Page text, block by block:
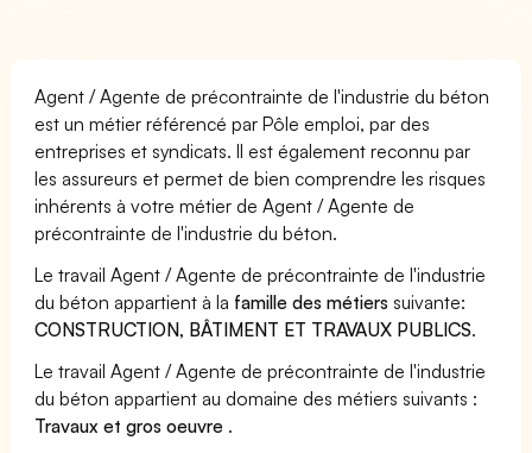
Agent / Agente de précontrainte de l'industrie du béton
est un métier référencé par Pôle emploi, par des
entreprises et syndicats. Il est également reconnu par
les assureurs et permet de bien comprendre les risques
inhérents à votre métier de Agent / Agente de
précontrainte de l'industrie du béton.
Le travail Agent / Agente de précontrainte de l'industrie
du béton appartient à la famille des métiers suivante:
CONSTRUCTION, BÂTIMENT ET TRAVAUX PUBLICS.
Le travail Agent / Agente de précontrainte de l'industrie
du béton appartient au domaine des métiers suivants :
Travaux et gros oeuvre .